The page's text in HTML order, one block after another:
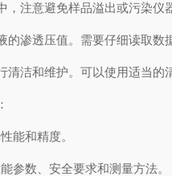
意避免样品溢出或污染仪
透压值。需要仔细读取数
和维护。可以使用适当的
能和精度。
数、安全要求和测量方法。